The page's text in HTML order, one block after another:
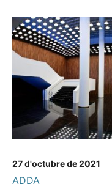
27 d'octubre de 2021
ADDA